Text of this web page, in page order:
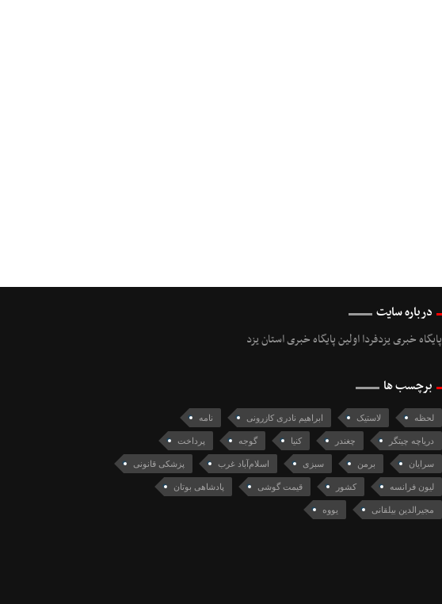
درباره سایت
پایگاه خبری یزدفردا اولین پایگاه خبری استان یزد
برچسب ها
لحظه لاستیک ابراهیم نادری کازرونی نامه
دریاچه چیتگر چغندر کنیا گوجه پرداخت
سرایان برمن سبزی اسلام‌آباد غرب پزشکی قانونی
لیون فرانسه کشور قیمت گوشی پادشاهی بوتان
مجیرالدین بیلقانی یووه